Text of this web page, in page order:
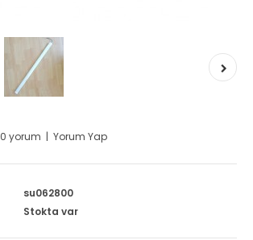
0 yorum | Yorum Yap
su062800
Stokta var